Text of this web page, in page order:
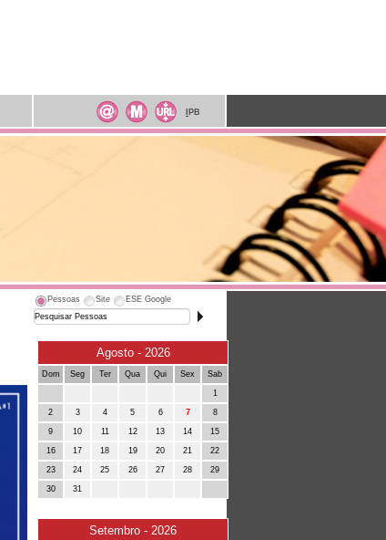
PB
Pessoas Site ESE Google
Agosto - 2026
Dom Seg Ter Qua Qui Sex Sab
1
2 3 4 5 6 7 8
9 10 11 12 13 14 15
16 17 18 19 20 21 22
23 24 25 26 27 28 29
30 31
Setembro - 2026